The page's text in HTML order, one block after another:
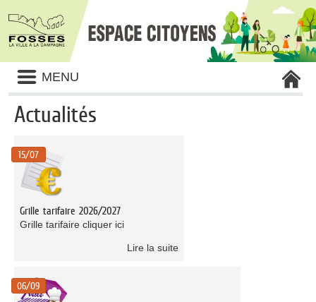
Liste
des
avertissements
MENU
Actualités
des
catégories
d'actualité
15/07
Grille tarifaire 2026/2027
Grille tarifaire cliquer ici
Lire la suite
06/09